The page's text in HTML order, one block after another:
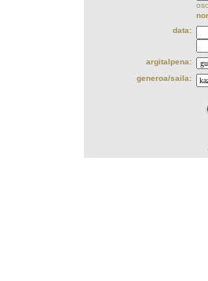
data:
argitalpena:
generoa/saila: